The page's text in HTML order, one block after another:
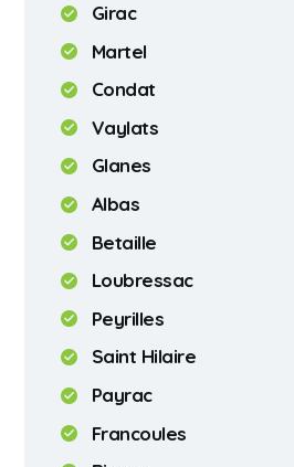
Girac
Martel
Condat
Vaylats
Glanes
Albas
Betaille
Loubressac
Peyrilles
Saint Hilaire
Payrac
Francoules